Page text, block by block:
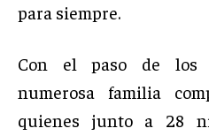
para siempre.
Con el paso de los
numerosa familia
quienes junto a 28